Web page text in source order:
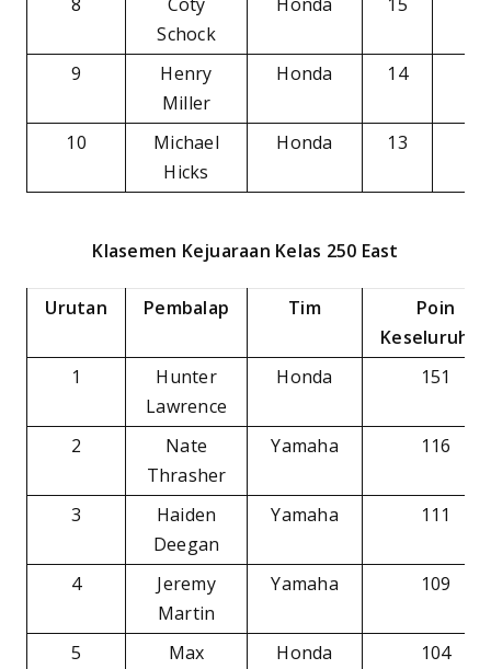
Schock
9
Henry
Miller
Honda 14
10
Michael
Hicks
Honda 13
Klasemen Kejuaraan Kelas 250 East
Urutan Pembalap Tim
Poin
Keseluruhan
1
Hunter
Lawrence
Honda 151
2
Nate
Thrasher
Yamaha 116
3
Haiden
Deegan
Yamaha 111
4
Jeremy
Martin
Yamaha 109
5
Max
Honda 104